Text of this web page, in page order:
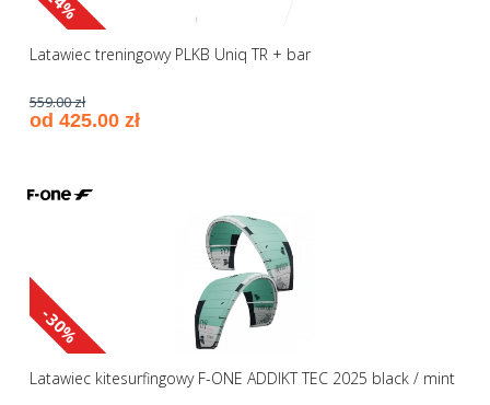
Latawiec treningowy PLKB Uniq TR + bar
559.00 zł
od 425.00 zł
-30%
Latawiec kitesurfingowy F-ONE ADDIKT TEC 2025 black / mint